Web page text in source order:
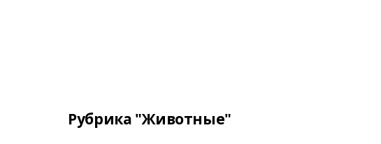
Рубрика "Животные"